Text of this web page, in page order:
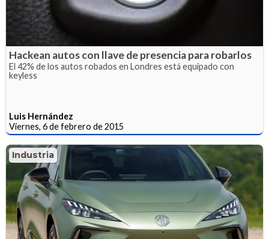
Hackean autos con llave de presencia para robarlos
El 42% de los autos robados en Londres está equipado con
keyless
Luis Hernández
Viernes, 6 de febrero de 2015
Industria